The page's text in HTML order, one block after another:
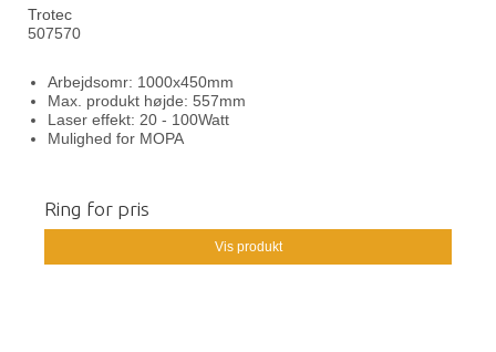
Trotec
507570
Arbejdsomr: 1000x450mm
Max. produkt højde: 557mm
Laser effekt: 20 - 100Watt
Mulighed for MOPA
Ring for pris
Vis produkt